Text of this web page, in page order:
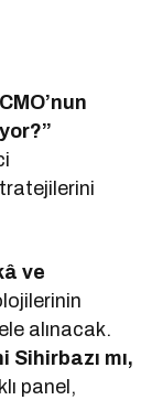
ve
alınacak.
Sihirbazı mı,
panel,